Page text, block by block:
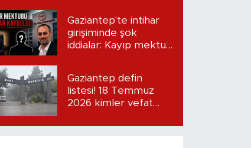
Gaziantep'te intihar
girişiminde şok
iddialar: Kayıp mektup
Gaziantep defin
listesi! 18 Temmuz
2026 kimler vefat